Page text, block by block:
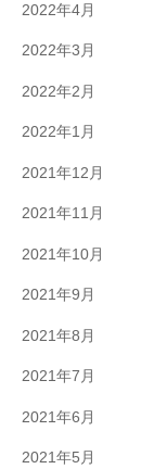
2022年4月
2022年3月
2022年2月
2022年1月
2021年12月
2021年11月
2021年10月
2021年9月
2021年8月
2021年7月
2021年6月
2021年5月